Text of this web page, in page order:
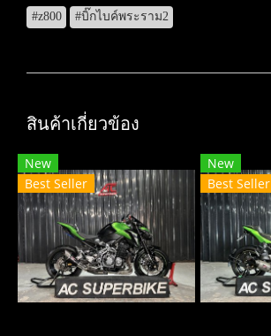
#z800 #บิ๊กไบค์พระราม2
สินค้าเกี่ยวข้อง
New
Best Seller
New
Best Seller